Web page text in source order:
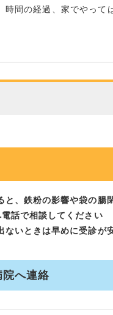
時間の経過、家でやって
、鉄粉の影響や袋の腸
話で相談してください
ないときは早めに受診が
へ連絡